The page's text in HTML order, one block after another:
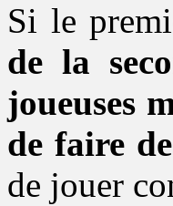
Si le
de la
joueuses
de faire
de jouer